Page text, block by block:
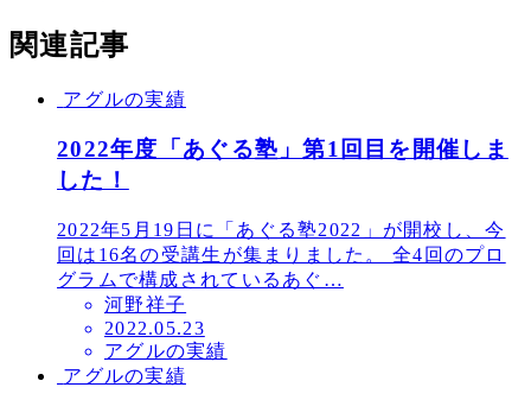
関連記事
アグルの実績
2022年度「あぐる塾」第1回目を開催しま
した！
2022年5月19日に「あぐる塾2022」が開校し、今
回は16名の受講生が集まりました。 全4回のプロ
グラムで構成されているあぐ…
河野祥子
投
稿
日
2022.05.23
アグルの実績
アグルの実績